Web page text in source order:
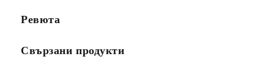
Ревюта
Свързани продукти